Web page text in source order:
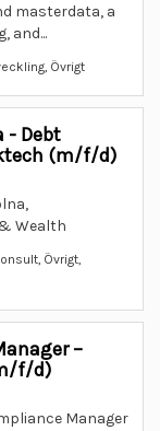
masterdata, a
and...
Övrigt
- Debt
(m/f/d)
Wealth
Övrigt,
–
f/d)
Manager